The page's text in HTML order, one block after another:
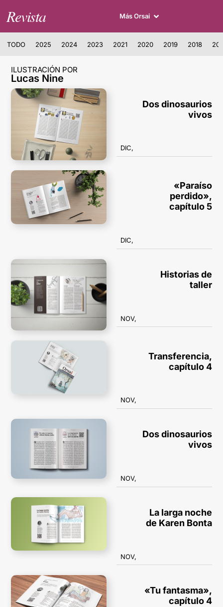
Revista Más Orsai
TODO 2025 2024 2023 2021 2020 2019 2018
ILUSTRACIÓN POR
Lucas Nine
Dos dinosaurios
vivos
DIC,
«Paraíso
perdido»,
capítulo 5
DIC,
Historias de
taller
NOV,
Transferencia,
capítulo 4
NOV,
Dos dinosaurios
vivos
NOV,
La larga noche
de Karen Bonta
NOV,
«Tu fantasma»,
capítulo 4